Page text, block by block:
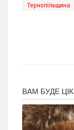
Тернопільщина